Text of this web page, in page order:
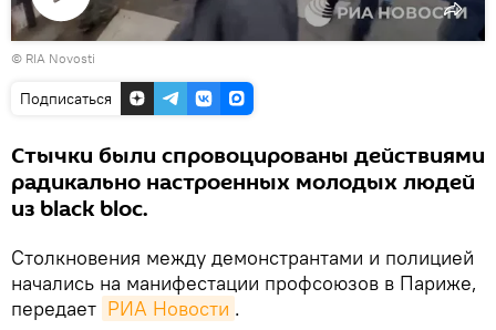
Воспроизвести
видео
© RIA Novosti
Подписаться
Стычки были спровоцированы действиями
радикально настроенных молодых людей
из black bloc.
Столкновения между демонстрантами и полицией
начались на манифестации профсоюзов в Париже,
передает РИА Новости .